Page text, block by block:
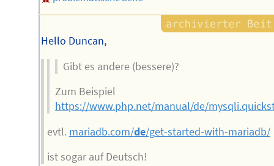
Hello Duncan,
Gibt es andere (bessere)?
Zum Beispiel
https://www.php.net/manual/de/
evtl. mariadb.com/de/get-started-with-mariadb/
ist sogar auf Deutsch!